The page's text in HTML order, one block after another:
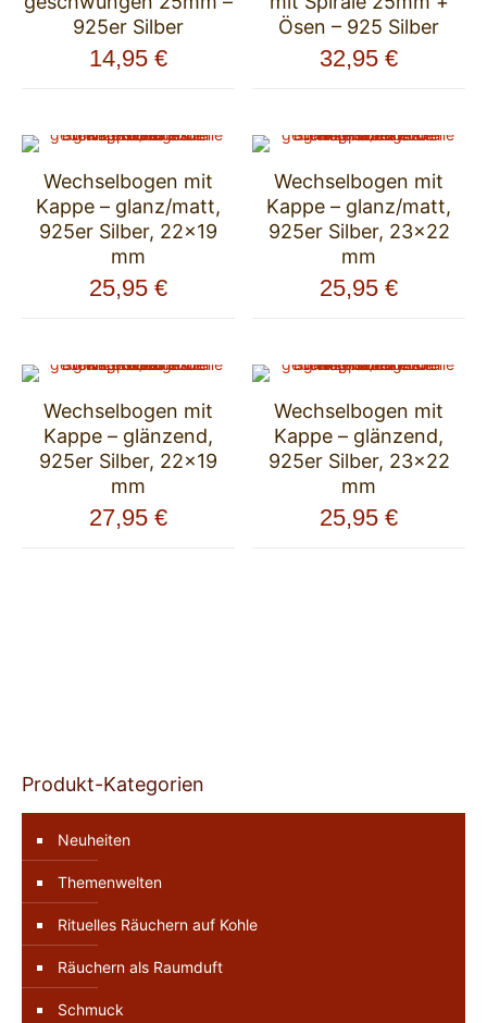
925er Silber
14,95 €
Ösen – 925 Silber
32,95€
Wechselbogen mit
Kappe – glanz/matt,
925er Silber, 22×19
mm
25,95 €
Wechselbogen mit
Kappe – glanz/matt,
925er Silber, 23×22
mm
25,95€
Wechselbogen mit
Kappe – glänzend,
925er Silber, 22×19
mm
27,95 €
Wechselbogen mit
Kappe – glänzend,
925er Silber, 23×22
mm
25,95€
Produkt-Kategorien
Neuheiten
Themenwelten
Rituelles Räuchern auf Kohle
Räuchern als Raumduft
Schmuck